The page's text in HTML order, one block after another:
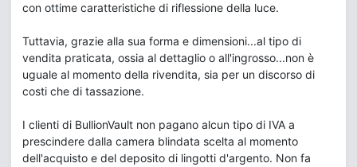
con ottime caratteristiche di riflessione della luce.
Tuttavia, grazie alla sua forma e dimensioni...al tipo di
vendita praticata, ossia al dettaglio o all'ingrosso...non è
uguale al momento della rivendita, sia per un discorso di
costi che di tassazione.
I clienti di BullionVault non pagano alcun tipo di IVA a
prescindere dalla camera blindata scelta al momento
dell'acquisto e del deposito di lingotti d'argento. Non fa